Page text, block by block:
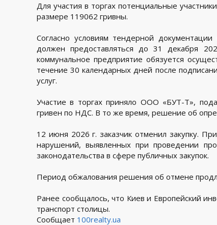
Для участия в торгах потенциальные
размере 119062 гривны.
Согласно условиям тендерной
должен предоставляться до 31 декабря
коммунальное предприятие обязуется
течение 30 календарных дней после
услуг.
Участие в торгах приняло ООО «БУТ-Т»,
гривен по НДС. В то же время, решение об
12 июня 2026 г. заказчик отменил закупку.
нарушений, выявленных при проведении
законодательства в сфере публичных закупок.
Период обжалования решения об отмене
Ранее сообщалось, что Киев и Европейский
транспорт столицы.
Сообщает 100realty.ua